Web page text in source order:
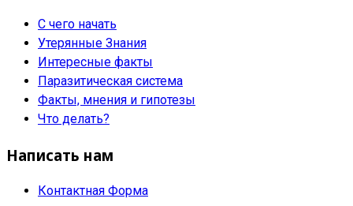
С чего начать
Утерянные Знания
Интересные факты
Паразитическая система
Факты, мнения и гипотезы
Что делать?
Написать нам
Контактная Форма